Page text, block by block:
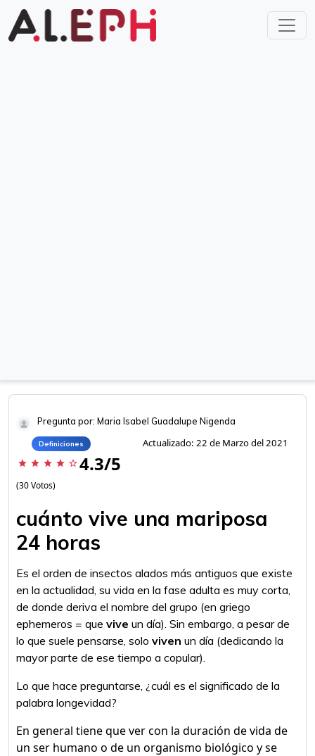
Pregunta por: Maria Isabel Guadalupe Nigenda
Definiciones Actualizado: 22 de Marzo del 2021
star star star star star_border 4.3/5
(30 Votos)
cuánto vive una mariposa
24 horas
Es el orden de insectos alados más antiguos que existe
en la actualidad, su vida en la fase adulta es muy corta,
de donde deriva el nombre del grupo (en griego
ephemeros = que vive un día). Sin embargo, a pesar de
lo que suele pensarse, solo viven un día (dedicando la
mayor parte de ese tiempo a copular).
Lo que hace preguntarse, ¿cuál es el significado de la
palabra longevidad?
En general tiene que ver con la duración de vida de
un ser humano o de un organismo biológico y se